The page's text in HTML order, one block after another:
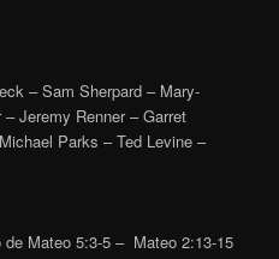
– Sam Sherpard – Mary-
Jeremy Renner – Garret
Parks – Ted Levine –
de Mateo 5:3-5 – Mateo 2:13-15